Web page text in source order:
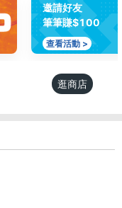
邀請好友
筆筆賺$100
查看活動 >
逛商店